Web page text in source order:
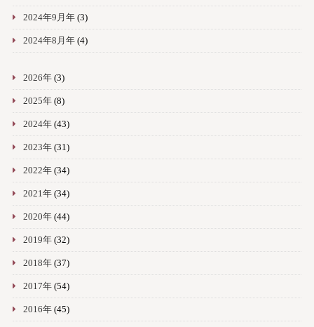
2024年9月年(3)
2024年8月年(4)
2026年(3)
2025年(8)
2024年(43)
2023年(31)
2022年(34)
2021年(34)
2020年(44)
2019年(32)
2018年(37)
2017年(54)
2016年(45)